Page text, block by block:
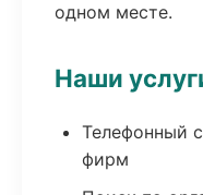
одном месте.
Наши
Телефонный
фирм